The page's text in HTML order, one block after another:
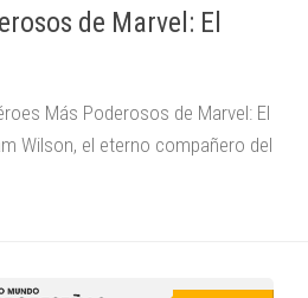
de Marvel: El
Más Poderosos de Marvel: El
Wilson, el eterno compañero del